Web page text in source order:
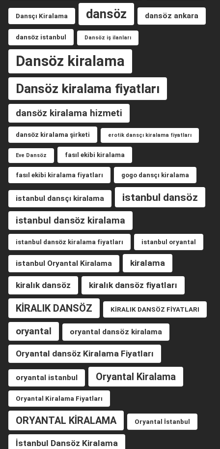
Dansçı Kiralama dansöz dansöz ankara
dansöz istanbul Dansöz iş ilanları
Dansöz kiralama
Dansöz kiralama fiyatları
dansöz kiralama hizmeti
dansöz kiralama şirketi erotik dansçı kiralama fiyatları
Eve Dansöz fasıl ekibi kiralama
fasıl ekibi kiralama fiyatları gogo dansçı kiralama
istanbul dansçı kiralama istanbul dansöz
istanbul dansöz kiralama
istanbul dansöz kiralama fiyatları istanbul oryantal
istanbul Oryantal Kiralama kiralama
kiralık dansöz kiralık dansöz fiyatları
KİRALIK DANSÖZ KİRALIK DANSÖZ FİYATLARI
oryantal oryantal dansöz kiralama
Oryantal dansöz Kiralama Fiyatları
oryantal istanbul Oryantal Kiralama
Oryantal Kiralama Fiyatları
ORYANTAL KİRALAMA Oryantal İstanbul
İstanbul Dansöz Kiralama